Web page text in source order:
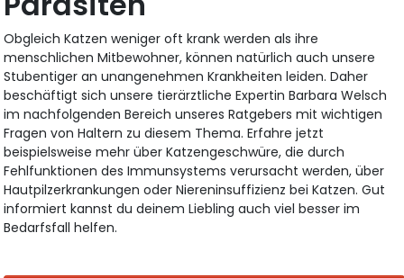
Obgleich Katzen weniger oft krank werden als ihre
menschlichen Mitbewohner, können natürlich auch unsere
Stubentiger an unangenehmen Krankheiten leiden. Daher
beschäftigt sich unsere tierärztliche Expertin Barbara Welsch
im nachfolgenden Bereich unseres Ratgebers mit wichtigen
Fragen von Haltern zu diesem Thema. Erfahre jetzt
beispielsweise mehr über Katzengeschwüre, die durch
Fehlfunktionen des Immunsystems verursacht werden, über
Hautpilzerkrankungen oder Niereninsuffizienz bei Katzen. Gut
informiert kannst du deinem Liebling auch viel besser im
Bedarfsfall helfen.